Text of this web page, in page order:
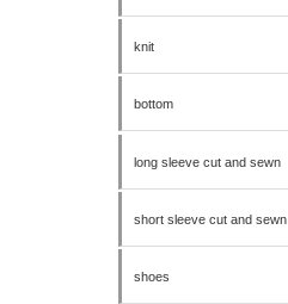
knit
bottom
long sleeve cut and sewn
short sleeve cut and sewn
shoes